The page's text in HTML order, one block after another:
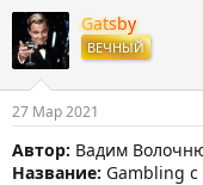
т
о
р
м
ы
т
а
н
а
л
а
Gatsby
ВЕЧНЫЙ
27 Мар 2021
Автор: Вадим
Название: Gambling с